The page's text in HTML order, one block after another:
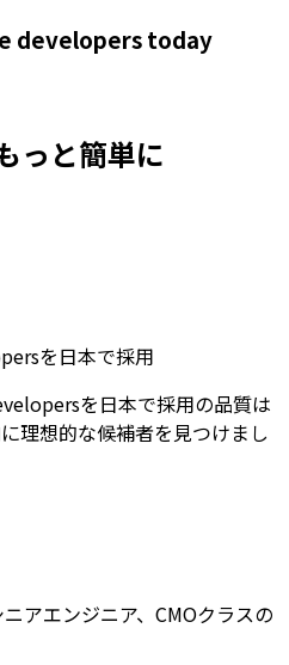
developerstoday
っと簡単に
を日本で採用
を日本で採用の品質は
理想的な候補者を見つけまし
アエンジニア、CMOクラスの